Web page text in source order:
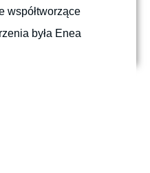
współtworzące
była Enea